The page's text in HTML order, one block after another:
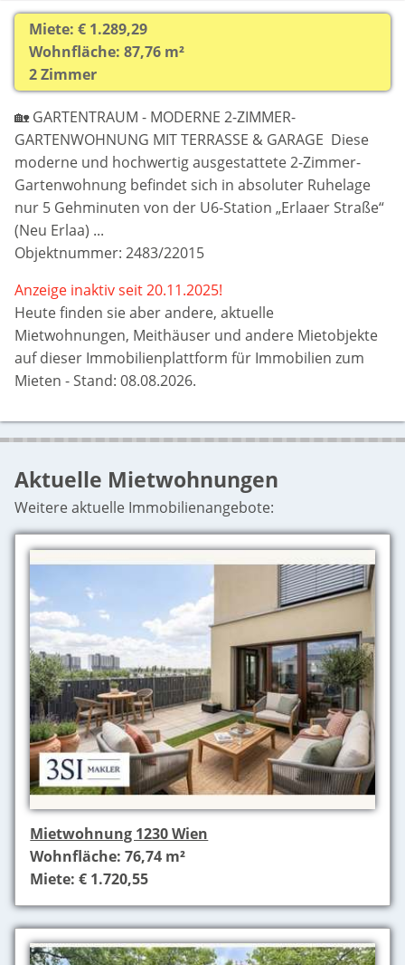
Miete: € 1.289,29
Wohnfläche: 87,76 m²
2 Zimmer
🏡 GARTENTRAUM - MODERNE 2-ZIMMER-
GARTENWOHNUNG MIT TERRASSE & GARAGE Diese
moderne und hochwertig ausgestattete 2-Zimmer-
Gartenwohnung befindet sich in absoluter Ruhelage
nur 5 Gehminuten von der U6-Station „Erlaaer Straße“
(Neu Erlaa) ...
Objektnummer: 2483/22015
Anzeige inaktiv seit 20.11.2025!
Heute finden sie aberandere, aktuelle
Mietwohnungen, Meithäuser und andere Mietobjekte
auf dieser Immobilienplattform für Immobilien zum
Mieten - Stand: 08.08.2026.
Aktuelle Mietwohnungen
Weitere aktuelle Immobilienangebote:
Mietwohnung 1230 Wien
Wohnfläche: 76,74 m²
Miete: € 1.720,55